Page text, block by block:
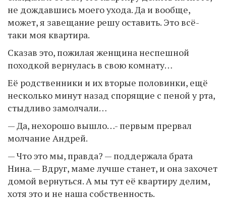
не дождавшись моего ухода. Да и вообще,
может, я завещание решу оставить. Это всё-
таки моя квартира.
Сказав это, пожилая женщина неспешной
походкой вернулась в свою комнату…
Её родственники и их вторые половинки, ещё
несколько минут назад спорящие с пеной у рта,
стыдливо замолчали…
— Да, нехорошо вышло…- первым прервал
молчание Андрей.
— Что это мы, правда? — поддержала брата
Нина. — Вдруг, маме лучше станет, и она захочет
домой вернуться. А мы тут её квартиру делим,
хотя это и не наша собственность.